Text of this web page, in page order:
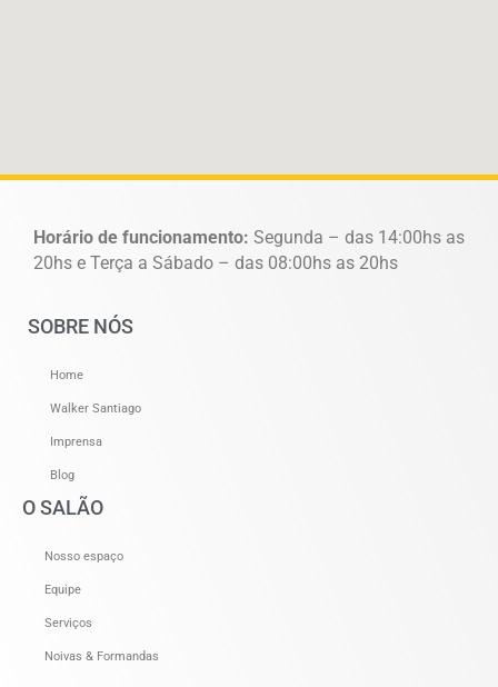
Horário de funcionamento: Segunda – das 14:00hs as
20hs e Terça a Sábado – das 08:00hs as 20hs
SOBRE NÓS
Home
Walker Santiago
Imprensa
Blog
O SALÃO
Nosso espaço
Equipe
Serviços
Noivas & Formandas